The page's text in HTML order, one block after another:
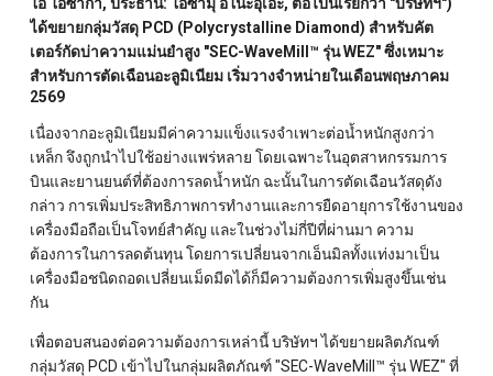
ได้ขยายกลุ่มวัสดุ PCD (Polycrystalline Diamond) สำหรับคัต
เตอร์กัดบ่าความแม่นยำสูง "SEC-WaveMill™ รุ่น WEZ" ซึ่งเหมาะ
สำหรับการตัดเฉือนอะลูมิเนียม เริ่มวางจำหน่ายในเดือนพฤษภาคม
2569
เนื่องจากอะลูมิเนียมมีค่าความแข็งแรงจำเพาะต่อน้ำหนักสูงกว่า
เหล็ก จึงถูกนำไปใช้อย่างแพร่หลาย โดยเฉพาะในอุตสาหกรรมการ
บินและยานยนต์ที่ต้องการลดน้ำหนัก ฉะนั้นในการตัดเฉือนวัสดุดัง
กล่าว การเพิ่มประสิทธิภาพการทำงานและการยืดอายุการใช้งานของ
เครื่องมือถือเป็นโจทย์สำคัญ และในช่วงไม่กี่ปีที่ผ่านมา ความ
ต้องการในการลดต้นทุน โดยการเปลี่ยนจากเอ็นมิลทั้งแท่งมาเป็น
เครื่องมือชนิดถอดเปลี่ยนเม็ดมีดได้ก็มีความต้องการเพิ่มสูงขึ้นเช่น
กัน
เพื่อตอบสนองต่อความต้องการเหล่านี้ บริษัทฯ ได้ขยายผลิตภัณฑ์
กลุ่มวัสดุ PCD เข้าไปในกลุ่มผลิตภัณฑ์ "SEC-WaveMill™ รุ่น WEZ" ที่